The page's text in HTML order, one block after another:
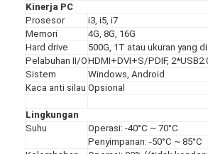
Kinerja PC
Prosesor
i3, i5, i7
Memori
4G, 8G, 16G
Hard drive
500G, 1T atau ukuran yang
Pelabuhan II/OHDMI+DVI+S/PDIF,
Sistem
Windows, Android
Kaca anti silau Opsional
Lingkungan
Suhu
Operasi: -40°C ~ 70°C
Penyimpanan: -50°C ~ 85°C